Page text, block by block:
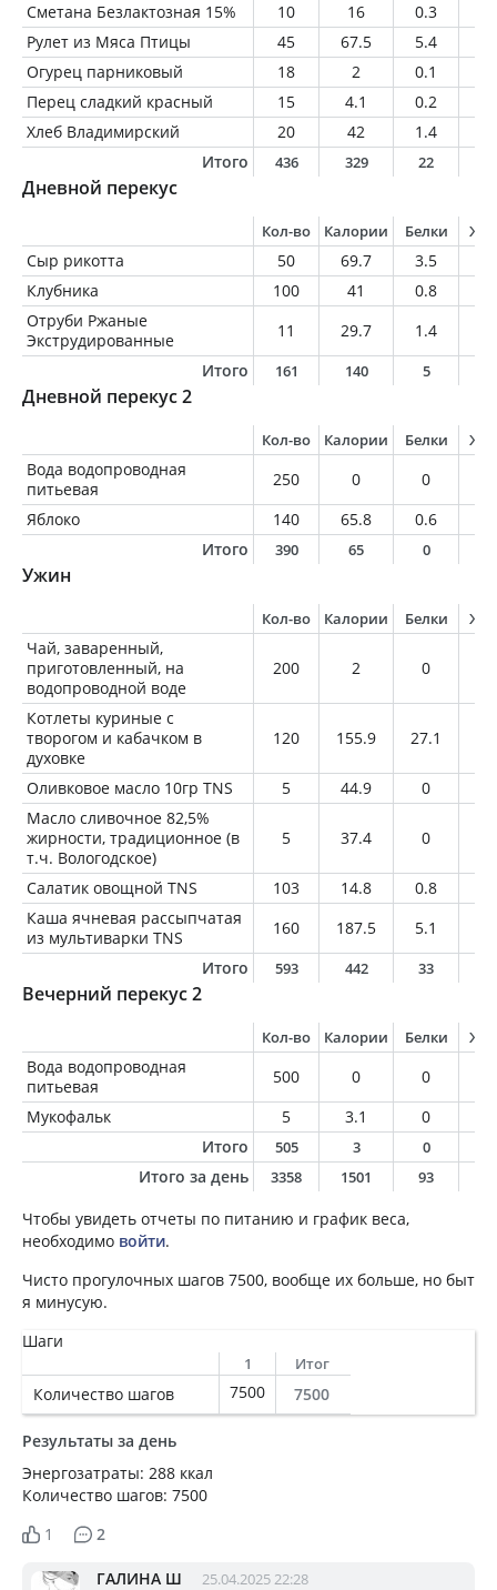
Сметана Безлактозная 15%
10 16 0.3
Рулет из Мяса Птицы
45 67.5 5.4
Огурец парниковый
18 2 0.1
Перец сладкий красный
15 4.1 0.2
Хлеб Владимирский
20 42 1.4
Итого
436 329 22
Дневной перекус
Кол-во Калории Белки
Сыр рикотта 50 69.7 3.5
Клубника
100 41 0.8
Отруби Ржаные
Экструдированные
11 29.7 1.4
Итого
161 140 5
Дневной перекус 2
Кол-во Калории Белки
Вода водопроводная
питьевая
250 0 0
Яблоко
140 65.8 0.6
Итого
390 65 0
Ужин
Кол-во Калории Белки
Чай, заваренный,
приготовленный, на
водопроводной воде
200 2 0
Котлеты куриные с
творогом и кабачком в
духовке
120 155.9 27.1
Оливковое масло 10гр TNS 5 44.9 0
Масло сливочное 82,5%
жирности, традиционное (в
т.ч. Вологодское)
5 37.4 0
Салатик овощной TNS 103 14.8 0.8
Каша ячневая рассыпчатая
из мультиварки TNS
160 187.5 5.1
Итого
593 442 33
Вечерний перекус 2
Кол-во Калории Белки
Вода водопроводная
питьевая
500 0 0
Мукофальк
5 3.1 0
Итого
505 3 0
Итого за день 3358 1501 93
Чтобы увидеть отчеты по питанию и график веса,
необходимо войти.
Чисто прогулочных шагов 7500, вообще их больше, но быт
я минусую.
Шаги
1 Итог
Количество шагов 7500 7500
Результаты за день
Энергозатраты: 288 ккал
Количество шагов: 7500
1
2
ГАЛИНА Ш 25.04.2025 22:28